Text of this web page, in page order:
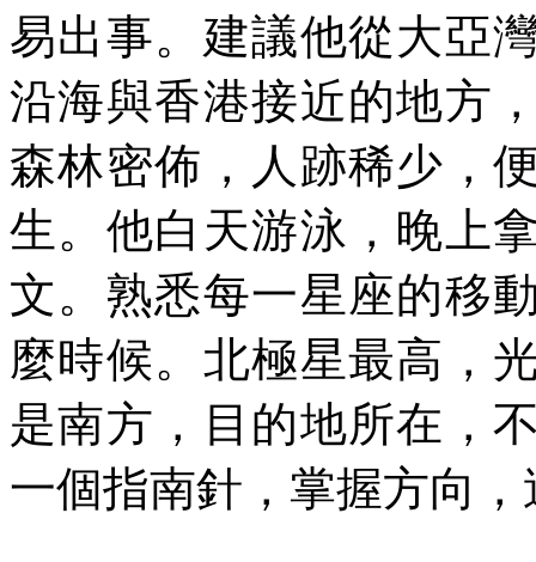
易出事。建議他從大亞
沿海與香港接近的地方
森林密佈，人跡稀少，
生。他白天游泳，晚上
文。熟悉每一星座的移
麼時候。北極星最高，
是南方，目的地所在，
一個指南針，掌握方向